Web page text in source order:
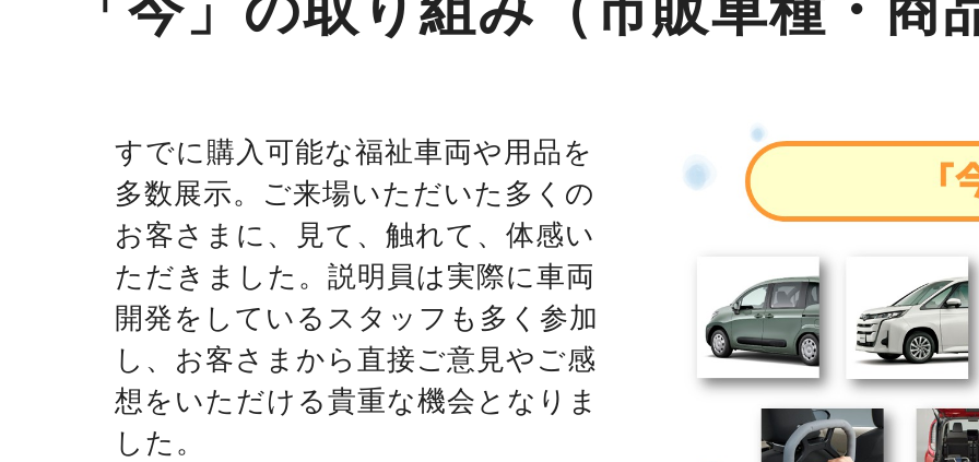
すでに購入可能な福祉車両や用品を
多数展示。ご来場いただいた多くの
お客さまに、見て、触れて、体感い
ただきました。説明員は実際に車両
開発をしているスタッフも多く参加
し、お客さまから直接ご意見やご感
想をいただける貴重な機会となりま
した。